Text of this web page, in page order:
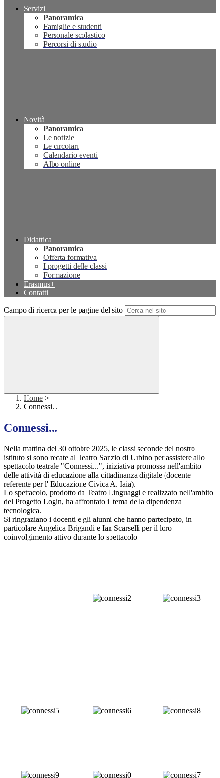
Servizi
Panoramica
Famiglie e studenti
Personale scolastico
Percorsi di studio
Novità
Panoramica
Le notizie
Le circolari
Calendario eventi
Albo online
Didattica
Panoramica
Offerta formativa
I progetti delle classi
Formazione
Erasmus+
Contatti
Campo di ricerca per le pagine del sito
Home >
Connessi...
Connessi...
Nella mattina del 30 ottobre 2025, le classi seconde del nostro
istituto si sono recate al Teatro Sanzio di Urbino per assistere allo
spettacolo teatrale "Connessi...", iniziativa promossa nell'ambito
delle attività di educazione alla cittadinanza digitale (docente
referente per l' Educazione Civica A. Iaia).
Lo spettacolo, prodotto da Teatro Linguaggi e realizzato nell'ambito
del Progetto Login, ha affrontato il tema della dipendenza
tecnologica.
Si ringraziano i docenti e gli alunni che hanno partecipato, in
particolare Angelica Brigandi e Ian Scarselli per il loro
coinvolgimento attivo durante lo spettacolo.